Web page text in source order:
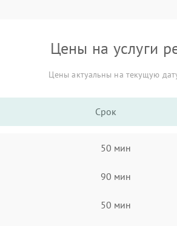
Цены на услуги
Цены актуальны на текущую
Срок
50 мин
90 мин
50 мин